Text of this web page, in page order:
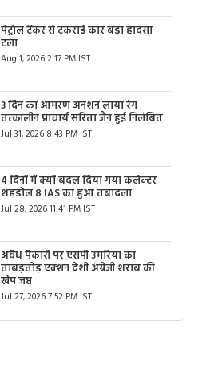
पेट्रोल टैंकर से टकराई कार बड़ा हादसा
टला
Aug 1, 2026 2:17 PM IST
3 दिन का आमरण अनशन लाया रंग
तत्कालीन प्राचार्य सरिता जैन हुई निलंबित
Jul 31, 2026 8:43 PM IST
4 दिनों में क्यों बदल दिया गया कलेक्टर
शहडोल 8 IAS का हुआ तबादला
Jul 28, 2026 11:41 PM IST
अवैध पैकारी पर एसपी उमरिया का
ताबड़तोड़ एक्शन देशी अंग्रेजी शराब की
खेप जप्त
Jul 27, 2026 7:52 PM IST